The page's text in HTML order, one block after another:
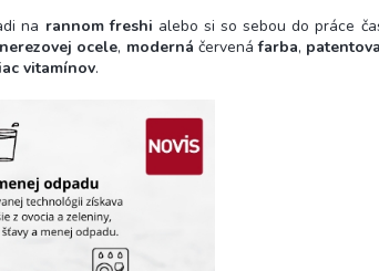
na rannom freshi alebo si so sebou do práce
nerezovej ocele, moderná červenáfarba,
vitamínov.